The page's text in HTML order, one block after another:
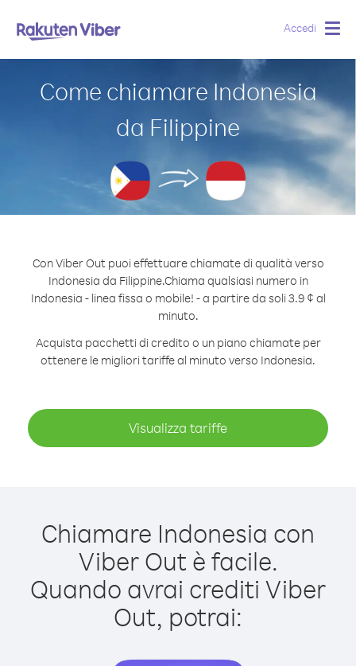
Accedi
Come chiamare Indonesia
da Filippine
Con Viber Out puoi effettuare chiamate di qualità verso
Indonesia da Filippine.Chiama qualsiasi numero in
Indonesia - linea fissa o mobile! - a partire da soli 3.9 ¢ al
minuto.
Acquista pacchetti di credito o un piano chiamate per
ottenere le migliori tariffe al minuto verso Indonesia.
Visualizza tariffe
Chiamare Indonesia con
Viber Out è facile.
Quando avrai crediti Viber
Out, potrai: